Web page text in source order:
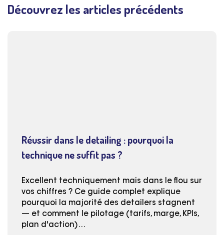
Découvrez les articles précédents
Réussir dans le detailing : pourquoi la
technique ne suffit pas ?
Excellent techniquement mais dans le flou sur
vos chiffres ? Ce guide complet explique
pourquoi la majorité des detailers stagnent
— et comment le pilotage (tarifs, marge, KPIs,
plan d'action)…